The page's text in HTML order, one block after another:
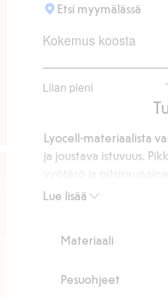
Etsi myymälässä
Kokemus koosta
Liian pieni
/
ääneen
Lue lisää
Lyocell-materiaalista
ja joustava istuvuus.
Stringimalli
Tämä tuote
TENCEL™ Lyocell
Materiaali
Pesuohjeet